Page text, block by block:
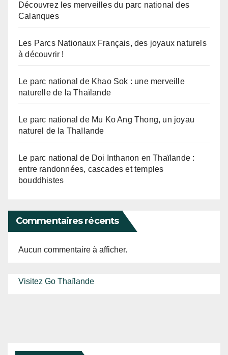
Découvrez les merveilles du parc national des
Calanques
Les Parcs Nationaux Français, des joyaux naturels
à découvrir !
Le parc national de Khao Sok : une merveille
naturelle de la Thaïlande
Le parc national de Mu Ko Ang Thong, un joyau
naturel de la Thaïlande
Le parc national de Doi Inthanon en Thaïlande :
entre randonnées, cascades et temples
bouddhistes
Commentaires récents
Aucun commentaire à afficher.
Visitez Go Thaïlande